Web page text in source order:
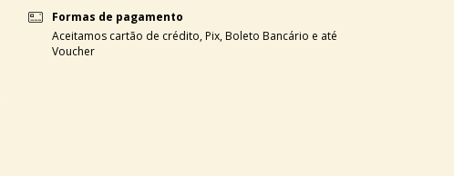
Formas de pagamento
Aceitamos cartão de crédito, Pix, Boleto Bancário e até
Voucher